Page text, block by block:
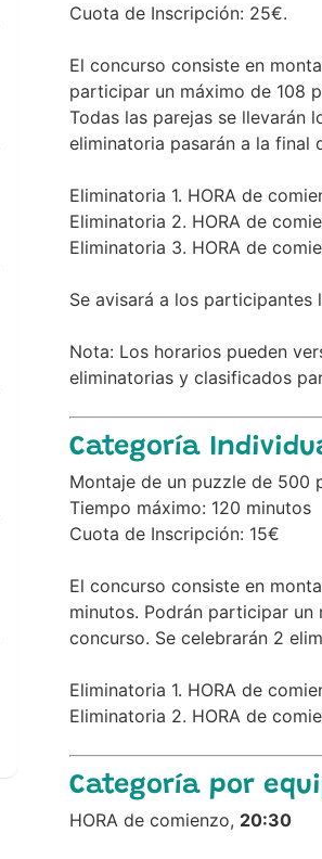
Cuota de Inscripción: 25€.
El concurso consiste en
participar un máximo de 108
Todas las parejas se llevarán
eliminatoria pasarán a la final
Eliminatoria 1. HORA de
Eliminatoria 2. HORA de
Eliminatoria 3. HORA de
Se avisará a los
Nota: Los horarios pueden
eliminatorias y clasificados
Categoría
Montaje de un puzzle de 500
Tiempo máximo: 120 minutos
Cuota de Inscripción: 15€
El concurso consiste en
minutos. Podrán participar un
concurso. Se celebrarán 2
Eliminatoria 1. HORA de
Eliminatoria 2. HORA de
Categoría por
HORA de comienzo, 20:30